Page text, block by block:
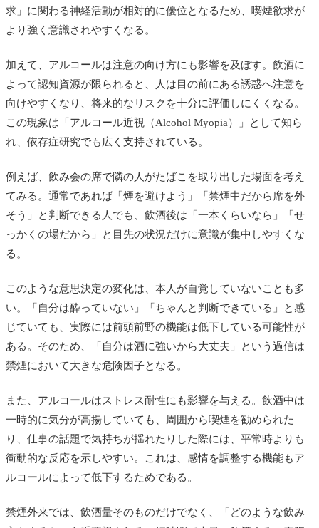
求」に関わる神経活動が相対的に優位となるため、喫煙欲求が
より強く意識されやすくなる。
加えて、アルコールは注意の向け方にも影響を及ぼす。飲酒に
よって認知資源が限られると、人は目の前にある誘惑へ注意を
向けやすくなり、将来的なリスクを十分に評価しにくくなる。
この現象は「アルコール近視（Alcohol Myopia）」として知ら
れ、依存症研究でも広く支持されている。
例えば、飲み会の席で隣の人がたばこを取り出した場面を考え
てみる。通常であれば「煙を避けよう」「禁煙中だから席を外
そう」と判断できる人でも、飲酒後は「一本くらいなら」「せ
っかくの場だから」と目先の状況だけに意識が集中しやすくな
る。
このような意思決定の変化は、本人が自覚していないことも多
い。「自分は酔っていない」「ちゃんと判断できている」と感
じていても、実際には前頭前野の機能は低下している可能性が
ある。そのため、「自分は酒に強いから大丈夫」という過信は
禁煙において大きな危険因子となる。
また、アルコールはストレス耐性にも影響を与える。飲酒中は
一時的に気分が高揚していても、周囲から喫煙を勧められた
り、仕事の話題で気持ちが揺れたりした際には、平常時よりも
衝動的な反応を示しやすい。これは、感情を調整する機能もア
ルコールによって低下するためである。
禁煙外来では、飲酒量そのものだけでなく、「どのような飲み